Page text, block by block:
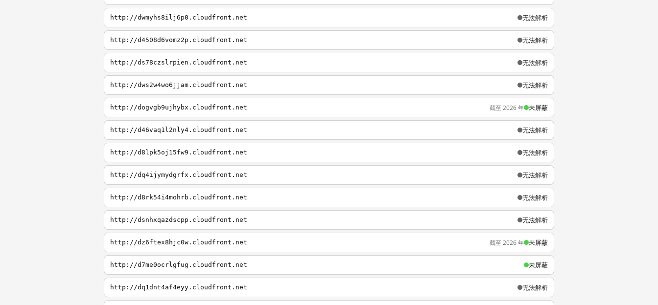
http://dwmyhs8ilj6p0.cloudfront.net 无法解析
http://d4508d6vomz2p.cloudfront.net 无法解析
http://ds78czslrpien.cloudfront.net 无法解析
http://dws2w4wo6jjam.cloudfront.net 无法解析
http://dogvgb9ujhybx.cloudfront.net 截至 2026 年 未屏蔽
http://d46vaq1l2nly4.cloudfront.net 无法解析
http://d8lpk5oj15fw9.cloudfront.net 无法解析
http://dq4ijymydgrfx.cloudfront.net 无法解析
http://d8rk54i4mohrb.cloudfront.net 无法解析
http://dsnhxqazdscpp.cloudfront.net 无法解析
http://dz6ftex8hjc0w.cloudfront.net 截至 2026 年 未屏蔽
http://d7me0ocrlgfug.cloudfront.net 未屏蔽
http://dq1dnt4af4eyy.cloudfront.net 无法解析